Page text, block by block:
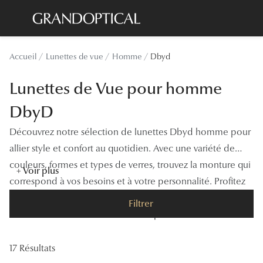
principal
Sélection -30%
Sélection -50%
Lunettes de vue
Sélection -20%
Sélection -30%
Examen
Onesight
Accueil Lunettes de vue Homme Dbyd
Lunettes de Vue pour homme
DbyD
Découvrez notre sélection de lunettes Dbyd homme pour
allier style et confort au quotidien. Avec une variété de
couleurs, formes et types de verres, trouvez la monture qui
correspond à vos besoins et à votre personnalité. Profitez
de la qualité et du savoir-faire de GrandOptical pour vous
+ Voir plus
Filtrer
17 Résultats